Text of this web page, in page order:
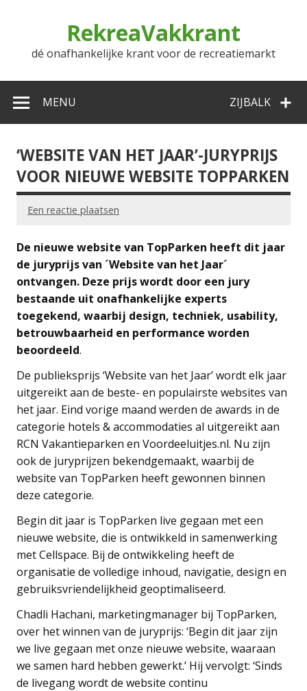
RekreaVakkrant
dé onafhankelijke krant voor de recreatiemarkt
ZIJBALK
MENU
‘WEBSITE VAN HET JAAR’-JURYPRIJS
VOOR NIEUWE WEBSITE TOPPARKEN
Een reactie plaatsen
De nieuwe website van TopParken heeft dit jaar
de juryprijs van ´Website van het Jaar´
ontvangen. Deze prijs wordt door een jury
bestaande uit onafhankelijke experts
toegekend, waarbij design, techniek, usability,
betrouwbaarheid en performance worden
beoordeeld.
De publieksprijs ‘Website van het Jaar’ wordt elk jaar
uitgereikt aan de beste- en populairste websites van
het jaar. Eind vorige maand werden de awards in de
categorie hotels & accommodaties al uitgereikt aan
RCN Vakantieparken en Voordeeluitjes.nl. Nu zijn
ook de juryprijzen bekendgemaakt, waarbij de
website van TopParken heeft gewonnen binnen
deze categorie.
Begin dit jaar is TopParken live gegaan met een
nieuwe website, die is ontwikkeld in samenwerking
met Cellspace. Bij de ontwikkeling heeft de
organisatie de volledige inhoud, navigatie, design en
gebruiksvriendelijkheid geoptimaliseerd.
Chadli Hachani, marketingmanager bij TopParken,
over het winnen van de juryprijs: ‘Begin dit jaar zijn
we live gegaan met onze nieuwe website, waaraan
we samen hard hebben gewerkt.’ Hij vervolgt: ‘Sinds
de livegang wordt de website continu